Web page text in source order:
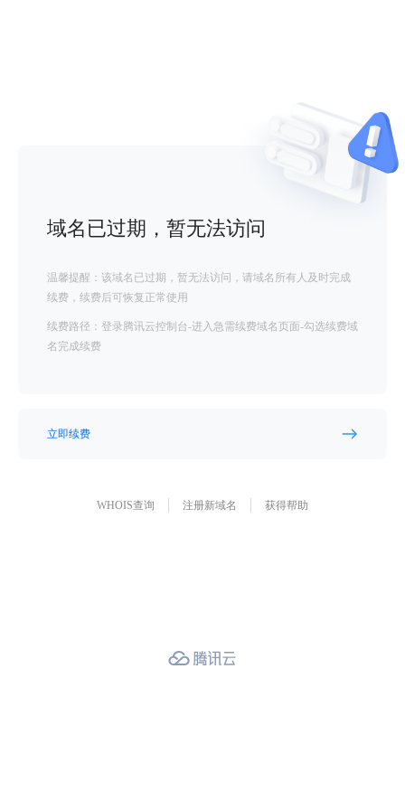
域名已过期，暂无法访问
温馨提醒：该域名已过期，暂无法访问，请域名所有人及时完成
续费，续费后可恢复正常使用
续费路径：登录腾讯云控制台-进入急需续费域名页面-勾选续费域
名完成续费
立即续费
WHOIS查询 注册新域名 获得帮助